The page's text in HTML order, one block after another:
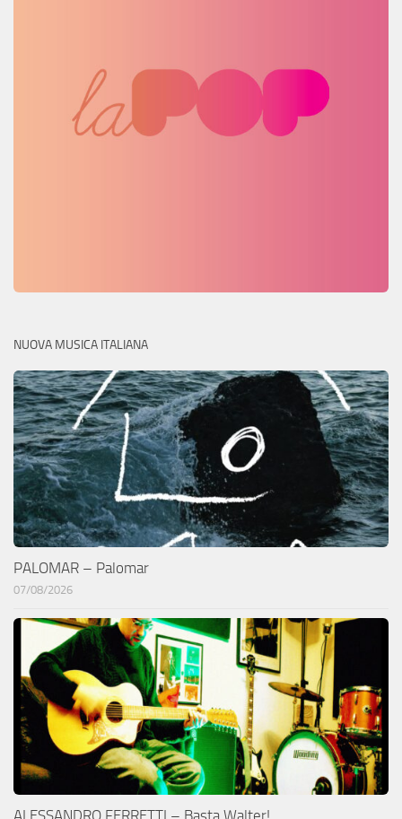
NUOVA MUSICA ITALIANA
PALOMAR – Palomar
07/08/2026
ALESSANDRO FERRETTI – Basta Walter!